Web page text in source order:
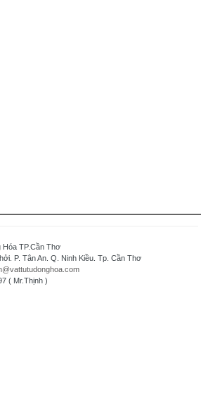
TP.Cần Thơ
P. Tân An. Q. Ninh Kiều. Tp. Cần Thơ
( Mr.Thịnh )